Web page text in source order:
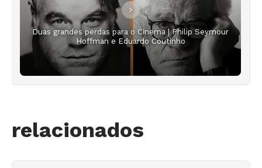
Duas grandes perdas para o Cinema | Philip Seymour
Hoffman e Eduardo Coutinho
relacionados